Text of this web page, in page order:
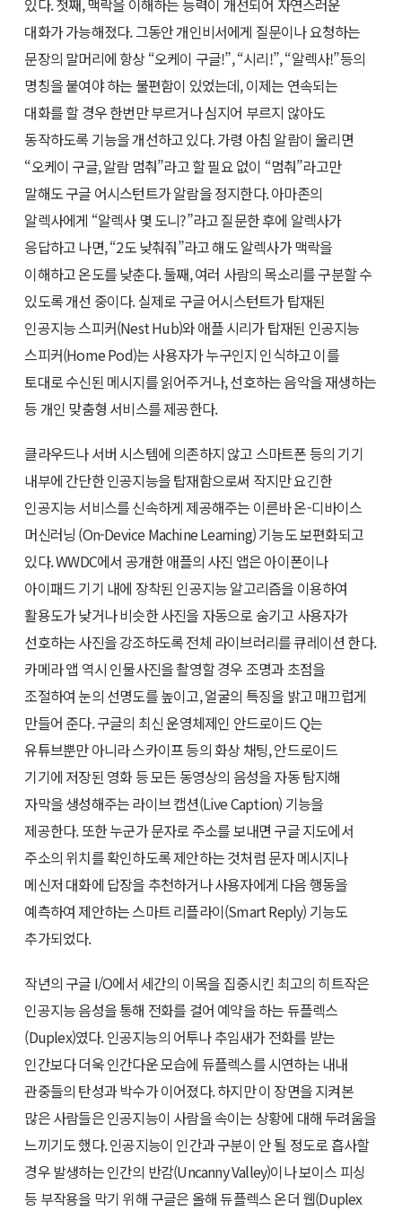
있다. 첫째, 맥락을 이해하는 능력이 개선되어 자연스러운
대화가 가능해졌다. 그동안 개인비서에게 질문이나 요청하는
문장의 말머리에 항상 “오케이 구글!”, “시리!”, “알렉사!”등의
명칭을 붙여야 하는 불편함이 있었는데, 이제는 연속되는
대화를 할 경우 한번만 부르거나 심지어 부르지 않아도
동작하도록 기능을 개선하고 있다. 가령 아침 알람이 울리면
“오케이 구글, 알람 멈춰”라고 할 필요 없이 “멈춰”라고만
말해도 구글 어시스턴트가 알람을 정지한다. 아마존의
알렉사에게 “알렉사 몇 도니?”라고 질문한 후에 알렉사가
응답하고 나면, “2도 낮춰줘”라고 해도 알렉사가 맥락을
이해하고 온도를 낮춘다. 둘째, 여러 사람의 목소리를 구분할 수
있도록 개선 중이다. 실제로 구글 어시스턴트가 탑재된
인공지능 스피커(Nest Hub)와 애플 시리가 탑재된 인공지능
스피커(Home Pod)는 사용자가 누구인지 인식하고 이를
토대로 수신된 메시지를 읽어주거나, 선호하는 음악을 재생하는
등 개인 맞춤형 서비스를 제공한다.
클라우드나 서버 시스템에 의존하지 않고 스마트폰 등의 기기
내부에 간단한 인공지능을 탑재함으로써 작지만 요긴한
인공지능 서비스를 신속하게 제공해주는 이른바 온-디바이스
머신러닝 (On-Device Machine Learning) 기능도 보편화되고
있다. WWDC에서 공개한 애플의 사진 앱은 아이폰이나
아이패드 기기 내에 장착된 인공지능 알고리즘을 이용하여
활용도가 낮거나 비슷한 사진을 자동으로 숨기고 사용자가
선호하는 사진을 강조하도록 전체 라이브러리를 큐레이션 한다.
카메라 앱 역시 인물사진을 촬영할 경우 조명과 초점을
조절하여 눈의 선명도를 높이고, 얼굴의 특징을 밝고 매끄럽게
만들어 준다. 구글의 최신 운영체제인 안드로이드 Q는
유튜브뿐만 아니라 스카이프 등의 화상 채팅, 안드로이드
기기에 저장된 영화 등 모든 동영상의 음성을 자동 탐지해
자막을 생성해주는 라이브 캡션(Live Caption) 기능을
제공한다. 또한 누군가 문자로 주소를 보내면 구글 지도에서
주소의 위치를 확인하도록 제안하는 것처럼 문자 메시지나
메신저 대화에 답장을 추천하거나 사용자에게 다음 행동을
예측하여 제안하는 스마트 리플라이(Smart Reply) 기능도
추가되었다.
작년의 구글 I/O에서 세간의 이목을 집중시킨 최고의 히트작은
인공지능 음성을 통해 전화를 걸어 예약을 하는 듀플렉스
(Duplex)였다. 인공지능의 어투나 추임새가 전화를 받는
인간보다 더욱 인간다운 모습에 듀플렉스를 시연하는 내내
관중들의 탄성과 박수가 이어졌다. 하지만 이 장면을 지켜본
많은 사람들은 인공지능이 사람을 속이는 상황에 대해 두려움을
느끼기도 했다. 인공지능이 인간과 구분이 안 될 정도로 흡사할
경우 발생하는 인간의 반감(Uncanny Valley)이나 보이스 피싱
등 부작용을 막기 위해 구글은 올해 듀플렉스 온더 웹(Duplex